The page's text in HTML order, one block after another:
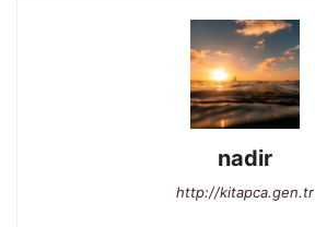
nadir
http://kitapca.gen.tr